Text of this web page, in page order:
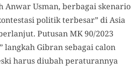
Anwar Usman, berbagai skenario
politik terbesar” di Asia
Putusan MK 90/2023
langkah Gibran sebagai calon
harus diubah peraturannya